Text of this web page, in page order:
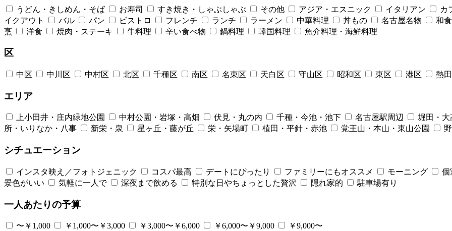
うどん・きしめん・そば お寿司 すき焼き・しゃぶしゃぶ その他 アジア・エスニック イタリアン
カ
イクアウト
バル パン ビストロ フレンチ ランチ ラーメン 中華料理 丼もの 名古屋名物
和
烹
洋食 焼肉・ステーキ 牛料理 辛い食べ物 鍋料理 韓国料理 魚介料理・海鮮料理
区
中区 中川区 中村区 北区 千種区 南区 名東区 天白区 守山区 昭和区 東区 港区 熱
エリア
上小田井・庄内緑地公園 中村公園・岩塚・高畑 伏見・丸の内 千種・今池・池下 名古屋駅周辺
堀田・大
所・いりなか・八事
新栄・泉 星ヶ丘・藤が丘 栄・矢場町 植田・平針・赤池 覚王山・本山・東山公園
シチュエーション
インスタ映え／フォトジェニック コスパ最高 デートにぴったり ファミリーにもオススメ モーニング
個
景色がいい
気軽に一人で 深夜まで飲める 特別な日やちょっとした贅沢 隠れ家的 駐車場有り
一人あたりの予算
〜￥1,000 ￥1,000〜￥3,000 ￥3,000〜￥6,000 ￥6,000〜￥9,000 ￥9,000〜